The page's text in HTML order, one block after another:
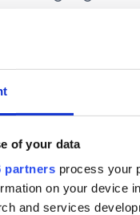
of your data
partners process your
on your device
and services